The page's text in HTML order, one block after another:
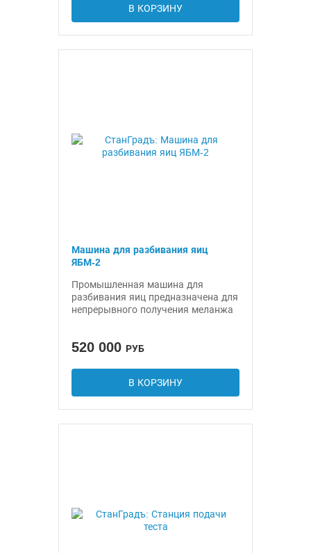
В КОРЗИНУ
Машина для разбивания яиц
ЯБМ-2
Промышленная машина для
разбивания яиц предназначена для
непрерывного получения меланжа
520 000 РУБ
В КОРЗИНУ